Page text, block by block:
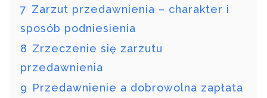
7 Zarzut przedawnienia – charakter i
sposób podniesienia
8 Zrzeczenie się zarzutu
przedawnienia
9 Przedawnienie a dobrowolna zapłata